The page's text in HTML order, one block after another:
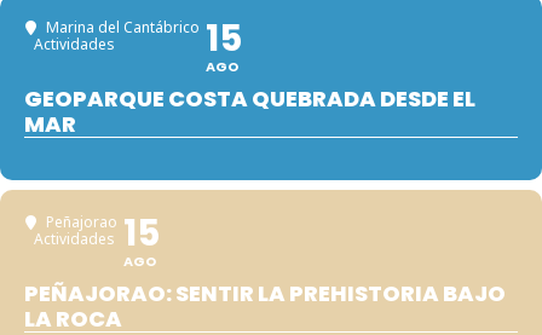
Marina del Cantábrico
Actividades
15
AGO
GEOPARQUE COSTA QUEBRADA DESDE EL
MAR
Peñajorao
Actividades 15
AGO
PEÑAJORAO: SENTIR LA PREHISTORIA BAJO
LA ROCA